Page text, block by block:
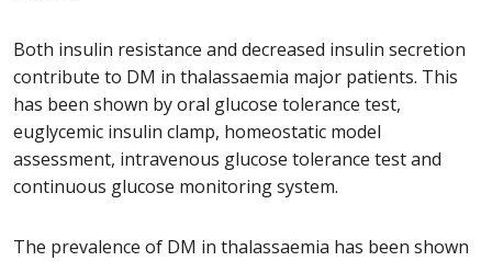
Both insulin resistance and decreased insulin secretion
contribute to DM in thalassaemia major patients. This
has been shown by oral glucose tolerance test,
euglycemic insulin clamp, homeostatic model
assessment, intravenous glucose tolerance test and
continuous glucose monitoring system.
The prevalence of DM in thalassaemia has been shown